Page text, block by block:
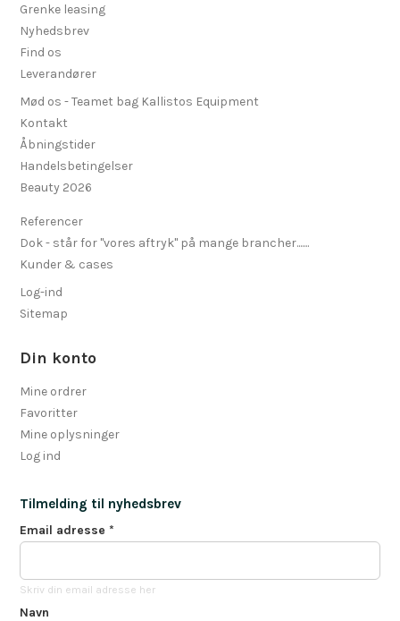
Grenke leasing
Nyhedsbrev
Find os
Leverandører
Mød os - Teamet bag Kallistos Equipment
Kontakt
Åbningstider
Handelsbetingelser
Beauty 2026
Referencer
Dok - står for "vores aftryk" på mange brancher.......
Kunder & cases
Log-ind
Sitemap
Din konto
Mine ordrer
Favoritter
Mine oplysninger
Log ind
Tilmelding til nyhedsbrev
Email adresse*
Skriv din email adresse her
Navn